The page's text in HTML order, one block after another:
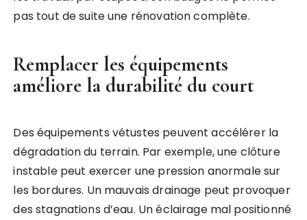
pas tout de suite une rénovation complète.
Remplacer les équipements
améliore la durabilité du court
Des équipements vétustes peuvent accélérer la
dégradation du terrain. Par exemple, une clôture
instable peut exercer une pression anormale sur
les bordures. Un mauvais drainage peut provoquer
des stagnations d’eau. Un éclairage mal positionné